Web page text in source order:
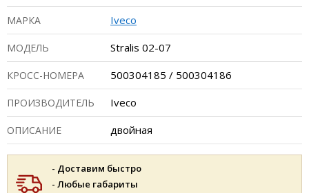
МАРКА Iveco
МОДЕЛЬ Stralis 02-07
КРОСС-НОМЕРА 500304185 / 500304186
ПРОИЗВОДИТЕЛЬ Iveco
ОПИСАНИЕ двойная
- Доставим быстро
- Любые габариты